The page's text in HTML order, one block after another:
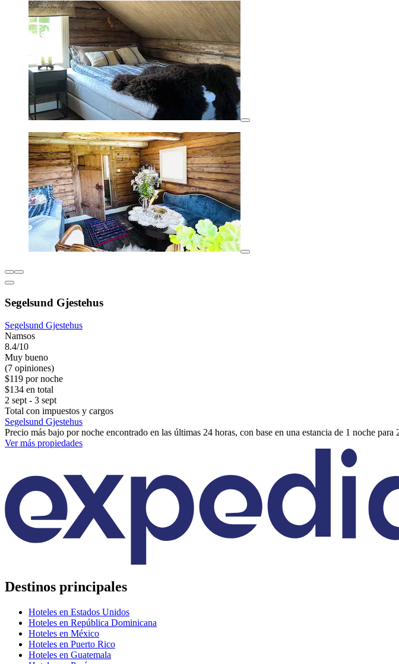
Segelsund Gjestehus
Segelsund Gjestehus
Namsos
8.4/10
Muy bueno
(7 opiniones)
$119 por noche
$134 en total
2 sept - 3 sept
Total con impuestos y cargos
Segelsund Gjestehus
Precio más bajo por noche encontrado en las últimas 24 horas, con base en una estancia de 1 noche
Ver más propiedades
Destinos principales
Hoteles en Estados Unidos
Hoteles en República Dominicana
Hoteles en México
Hoteles en Puerto Rico
Hoteles en Guatemala